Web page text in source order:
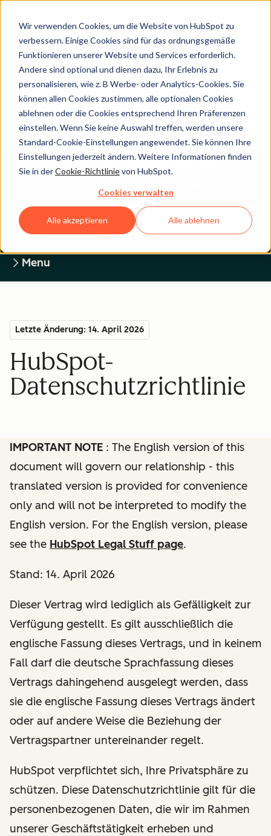
Wir verwenden Cookies, um die Website von HubSpot zu
verbessern. Einige Cookies sind für das ordnungsgemäße
Funktionieren unserer Website und Services erforderlich.
Andere sind optional und dienen dazu, Ihr Erlebnis zu
personalisieren, wie z. B Werbe- oder Analytics-Cookies. Sie
können allen Cookies zustimmen, alle optionalen Cookies
ablehnen oder die Cookies entsprechend Ihren Präferenzen
einstellen. Wenn Sie keine Auswahl treffen, werden unsere
Standard-Cookie-Einstellungen angewendet. Sie können Ihre
Einstellungen jederzeit ändern. Weitere Informationen finden
Sie in derCookie-Richtlinievon HubSpot.
Cookies verwalten
Alle akzeptieren Alle ablehnen
Legal Center
HUBSPOT-DATENSCHUTZRICHTLINIE
Zurück zum Überblick über die
Menu
Letzte Änderung: 14. April 2026
HubSpot-
Datenschutzrichtlinie
IMPORTANT NOTE : The English version of this
document will govern our relationship - this
translated version is provided for convenience
only and will not be interpreted to modify the
English version. For the English version, please
see the HubSpot Legal Stuff page.
Stand: 14. April 2026
Dieser Vertrag wird lediglich als Gefälligkeit zur
Verfügung gestellt. Es gilt ausschließlich die
englische Fassung dieses Vertrags, und in keinem
Fall darf die deutsche Sprachfassung dieses
Vertrags dahingehend ausgelegt werden, dass
sie die englische Fassung dieses Vertrags ändert
oder auf andere Weise die Beziehung der
Vertragspartner untereinander regelt.
HubSpot verpflichtet sich, Ihre Privatsphäre zu
schützen. Diese Datenschutzrichtlinie gilt für die
personenbezogenen Daten, die wir im Rahmen
unserer Geschäftstätigkeit erheben und